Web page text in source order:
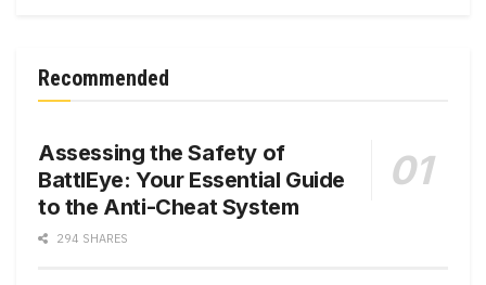
Recommended
Assessing the Safety of
BattlEye: Your Essential Guide
to the Anti-Cheat System
294 SHARES